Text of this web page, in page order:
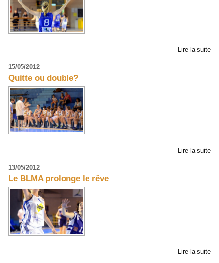
Lire la suite
15/05/2012
Quitte ou double?
Lire la suite
13/05/2012
Le BLMA prolonge le rêve
Lire la suite